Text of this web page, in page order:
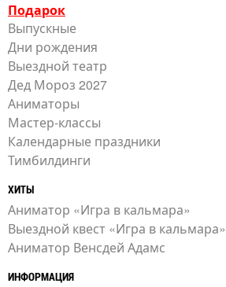
Подарок
Выпускные
Дни рождения
Выездной театр
Дед Мороз 2027
Аниматоры
Мастер-классы
Календарные праздники
Тимбилдинги
ХИТЫ
Аниматор «Игра в кальмара»
Выездной квест «Игра в кальмара»
Аниматор Венсдей Адамс
ИНФОРМАЦИЯ